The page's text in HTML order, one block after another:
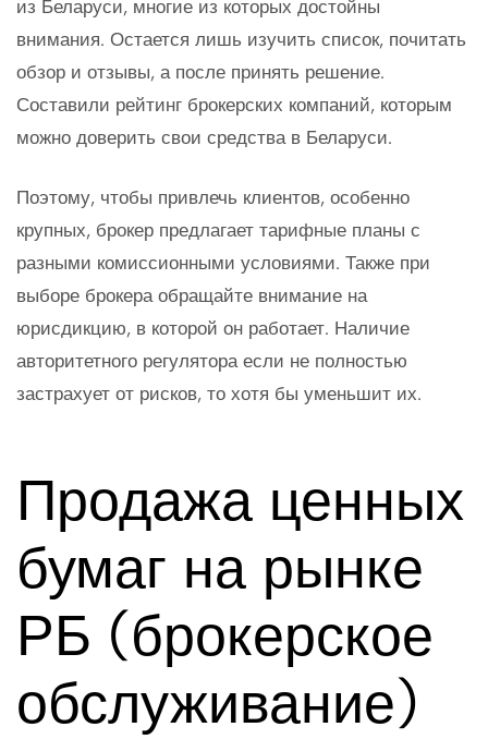
из Беларуси, многие из которых достойны
внимания. Остается лишь изучить список, почитать
обзор и отзывы, а после принять решение.
Составили рейтинг брокерских компаний, которым
можно доверить свои средства в Беларуси.
Поэтому, чтобы привлечь клиентов, особенно
крупных, брокер предлагает тарифные планы с
разными комиссионными условиями. Также при
выборе брокера обращайте внимание на
юрисдикцию, в которой он работает. Наличие
авторитетного регулятора если не полностью
застрахует от рисков, то хотя бы уменьшит их.
Продажа ценных
бумаг на рынке
РБ (брокерское
обслуживание)